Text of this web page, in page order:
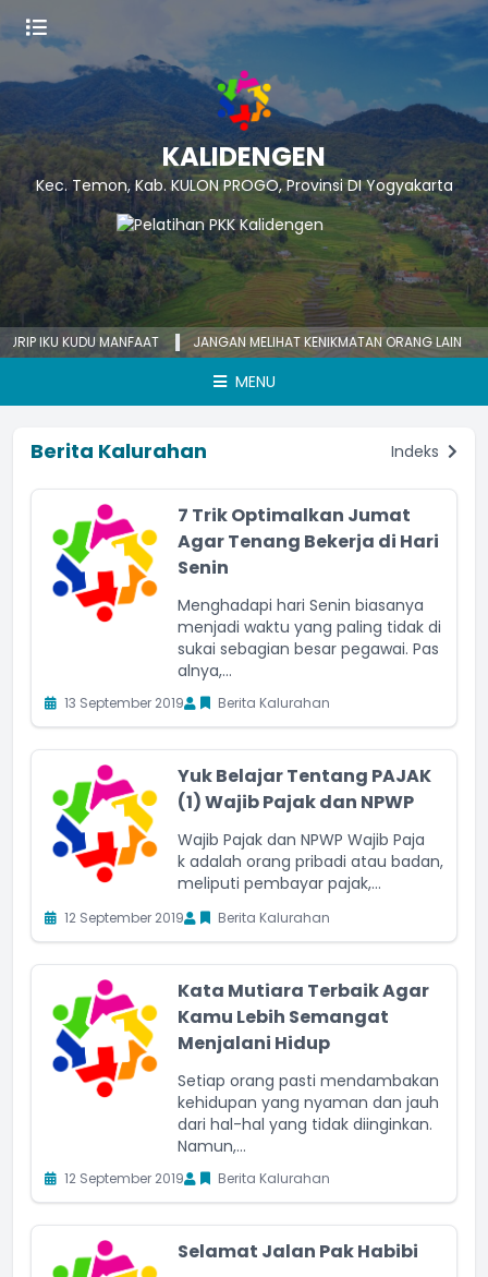
KALIDENGEN
Kec. Temon, Kab. KULON PROGO, Provinsi DI Yogyakarta
KUDU MANFAAT JANGAN MELIHAT KENIKMATAN ORANG LAIN
MENU
Berita Kalurahan Indeks
7 Trik Optimalkan Jumat
Agar Tenang Bekerja di Hari
Senin
Menghadapi hari Senin biasanya
menjadi waktu yang paling tidak di
sukai sebagian besar pegawai. Pas
alnya,...
13 September 2019 Berita Kalurahan
Yuk Belajar Tentang PAJAK
(1) Wajib Pajak dan NPWP
Wajib Pajak dan NPWP Wajib Paja
k adalah orang pribadi atau badan,
meliputi pembayar pajak,...
12 September 2019 Berita Kalurahan
Kata Mutiara Terbaik Agar
Kamu Lebih Semangat
Menjalani Hidup
Setiap orang pasti mendambakan
kehidupan yang nyaman dan jauh
dari hal-hal yang tidak diinginkan.
Namun,...
12 September 2019 Berita Kalurahan
Selamat Jalan Pak Habibi